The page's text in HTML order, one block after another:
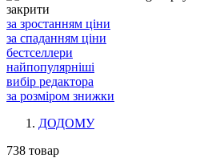
закрити
за зростанням ціни
за спаданням ціни
бестселлери
найпопулярніші
вибір редактора
за розміром знижки
ДОДОМУ
738 товар